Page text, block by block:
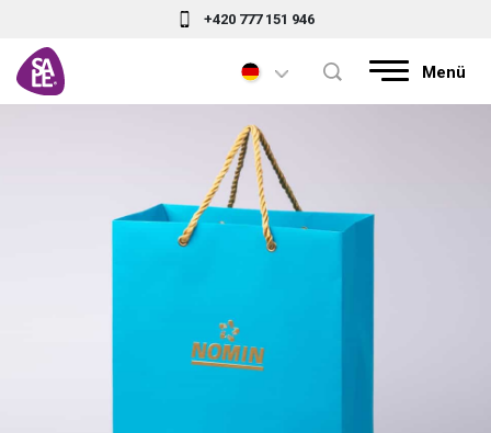
+420 777 151 946
Menü